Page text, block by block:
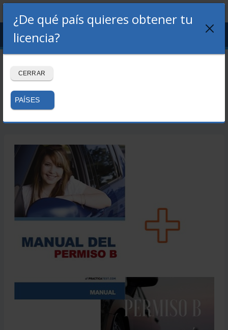
LOGIN REGISTRO
Menu
Practicatest 190 dias +
Libro B + Libro Prácticas
¿De qué país quieres obtener tu
licencia?
CERRAR
PAÍSES